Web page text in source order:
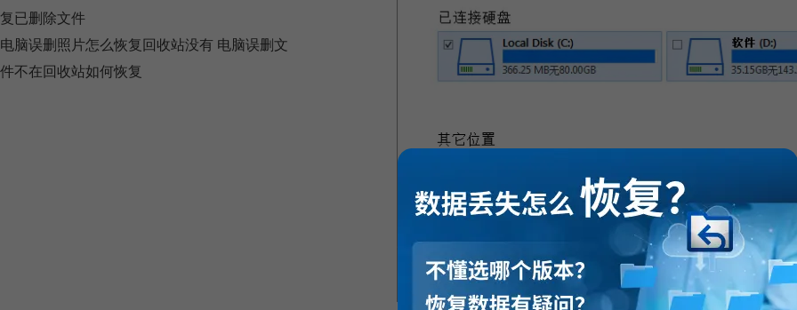
复已删除文件
电脑误删照片怎么恢复回收站没有 电脑误删文
件不在回收站如何恢复